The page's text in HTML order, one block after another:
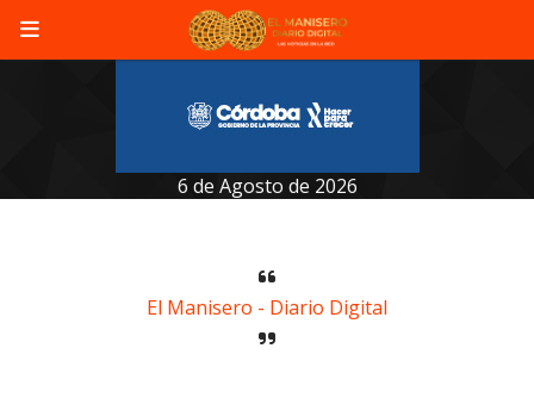
6 de Agosto de 2026
El Manisero - Diario Digital